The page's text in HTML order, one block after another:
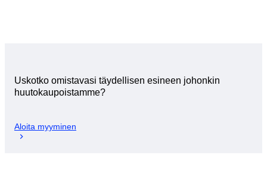
Uskotko omistavasi täydellisen esineen johonkin
huutokaupoistamme?
Aloita myyminen